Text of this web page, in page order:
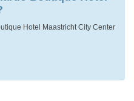
Hotel Maastricht City Center